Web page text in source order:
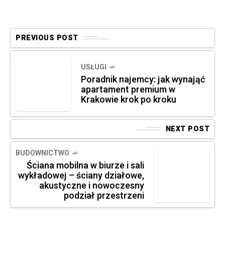
PREVIOUS POST
USŁUGI
Poradnik najemcy: jak wynająć
apartament premium w
Krakowie krok po kroku
NEXT POST
BUDOWNICTWO
Ściana mobilna w biurze i sali
wykładowej – ściany działowe,
akustyczne i nowoczesny
podział przestrzeni